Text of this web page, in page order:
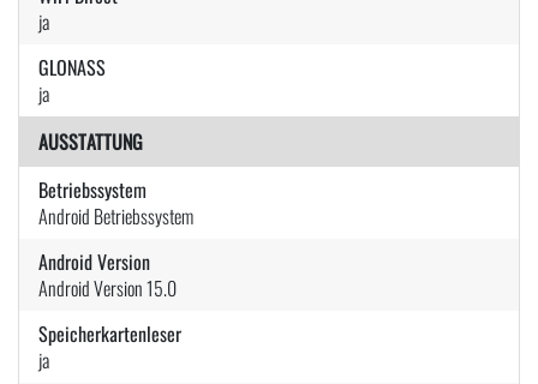
ja
GLONASS
ja
AUSSTATTUNG
Betriebssystem
Android Betriebssystem
Android Version
Android Version 15.0
Speicherkartenleser
ja